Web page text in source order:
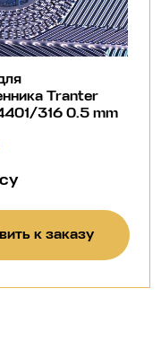
Tranter
316 0.5 mm
к заказу